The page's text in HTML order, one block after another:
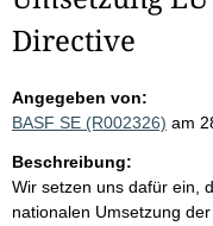
Directive
Angegeben von:
BASF SE (R002326) am
Beschreibung:
Wir setzen uns dafür ein,
nationalen Umsetzung